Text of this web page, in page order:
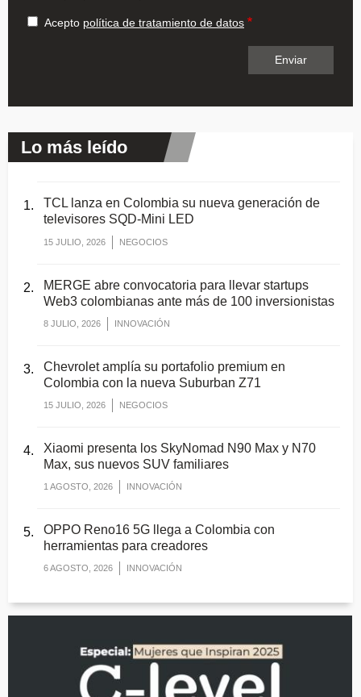
Acepto política de tratamiento de datos
Lo más leído
TCL lanza en Colombia su nueva generación de
televisores SQD-Mini LED
15 JULIO, 2026 NEGOCIOS
MERGE abre convocatoria para llevar startups
Web3 colombianas ante más de 100 inversionistas
8 JULIO, 2026 INNOVACIÓN
Chevrolet amplía su portafolio premium en
Colombia con la nueva Suburban Z71
15 JULIO, 2026 NEGOCIOS
Xiaomi presenta los SkyNomad N90 Max y N70
Max, sus nuevos SUV familiares
1 AGOSTO, 2026 INNOVACIÓN
OPPO Reno16 5G llega a Colombia con
herramientas para creadores
6 AGOSTO, 2026 INNOVACIÓN